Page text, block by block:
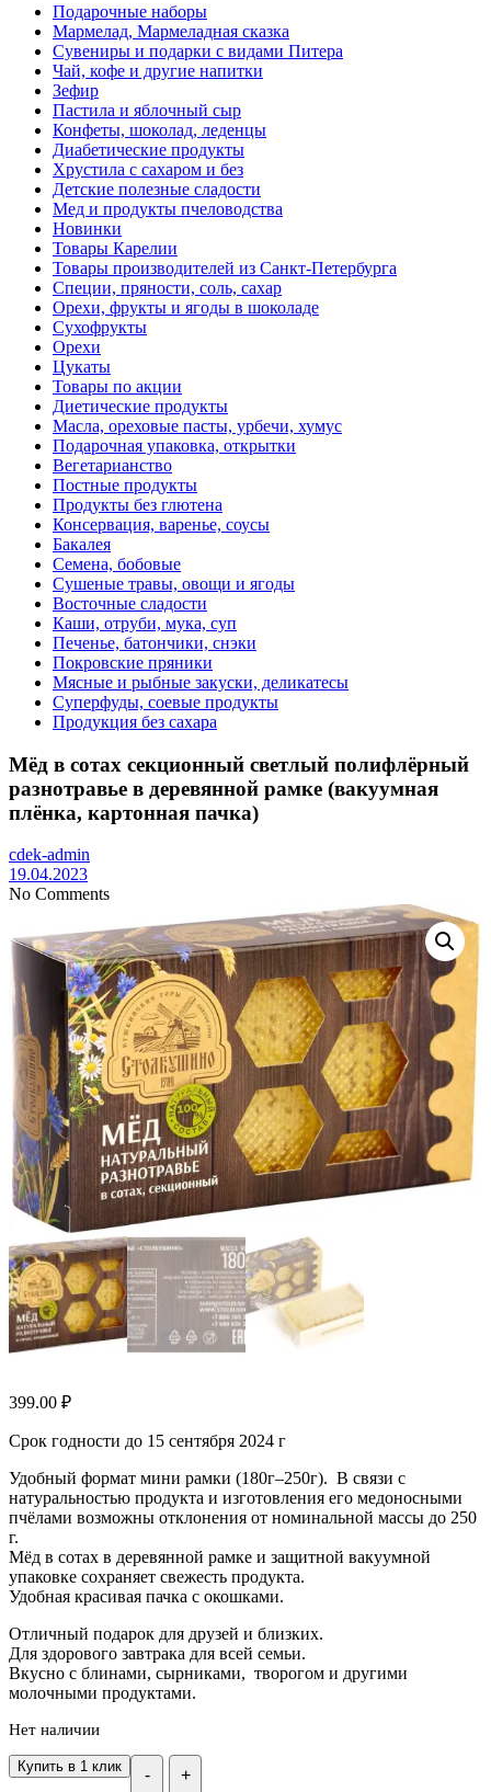
Подарочные наборы
Мармелад, Мармеладная сказка
Сувениры и подарки с видами Питера
Чай, кофе и другие напитки
Зефир
Пастила и яблочный сыр
Конфеты, шоколад, леденцы
Диабетические продукты
Хрустила с сахаром и без
Детские полезные сладости
Мед и продукты пчеловодства
Новинки
Товары Карелии
Товары производителей из Санкт-Петербурга
Специи, пряности, соль, сахар
Орехи, фрукты и ягоды в шоколаде
Сухофрукты
Орехи
Цукаты
Товары по акции
Диетические продукты
Масла, ореховые пасты, урбечи, хумус
Подарочная упаковка, открытки
Вегетарианство
Постные продукты
Продукты без глютена
Консервация, варенье, соусы
Бакалея
Семена, бобовые
Сушеные травы, овощи и ягоды
Восточные сладости
Каши, отруби, мука, суп
Печенье, батончики, снэки
Покровские пряники
Мясные и рыбные закуски, деликатесы
Суперфуды, соевые продукты
Продукция без сахара
Мёд в сотах секционный светлый полифлёрный
разнотравье в деревянной рамке (вакуумная
плёнка, картонная пачка)
cdek-admin
19.04.2023
No Comments
399.00 ₽
Срок годности до 15 сентября 2024 г
Удобный формат мини рамки (180г–250г). В связи с
натуральностью продукта и изготовления его медоносными
пчёлами возможны отклонения от номинальной массы до 250
г.
Мёд в сотах в деревянной рамке и защитной вакуумной
упаковке сохраняет свежесть продукта.
Удобная красивая пачка с окошками.
Отличный подарок для друзей и близких.
Для здорового завтрака для всей семьи.
Вкусно с блинами, сырниками, творогом и другими
молочными продуктами.
Нет наличии
- +
Купить в 1 клик